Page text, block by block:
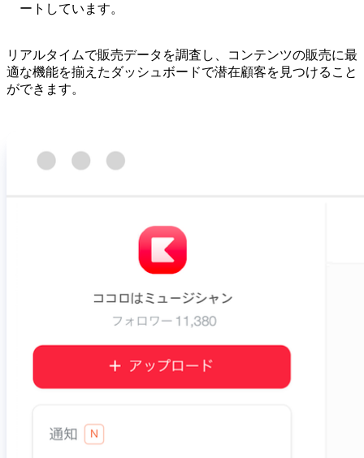
ートしています。
リアルタイムで販売データを調査し、コンテンツの販売に最
適な機能を揃えたダッシュボードで潜在顧客を見つけること
ができます。